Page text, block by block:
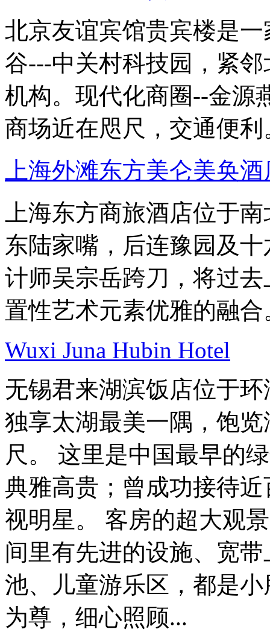
北京友谊宾馆贵宾楼是
谷---中关村科技园，紧
机构。现代化商圈--金源
商场近在咫尺，交通便利
上海外滩东方美仑美奂酒
上海东方商旅酒店位于
东陆家嘴，后连豫园及
计师吴宗岳跨刀，将过
置性艺术元素优雅的融合
Wuxi Juna Hubin Hotel
无锡君来湖滨饭店位于
独享太湖最美一隅，饱
尺。 这里是中国最早的
典雅高贵；曾成功接待
视明星。 客房的超大观
间里有先进的设施、宽
池、儿童游乐区，都是
为尊，细心照顾...